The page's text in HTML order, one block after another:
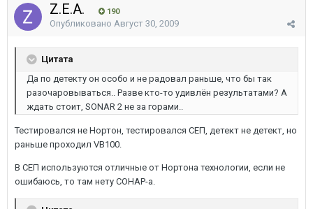
Z.E.A. 190
Опубликовано Август 30, 2009
Цитата
Да по детекту он особо и не радовал раньше, что бы так
разочаровываться.. Разве кто-то удивлён результатами? А
ждать стоит, SONAR 2 не за горами..
Тестировался не Нортон, тестировался СЕП, детект не детект, но
раньше проходил VB100.
В СЕП используются отличные от Нортона технологии, если не
ошибаюсь, то там нету СОНАР-а.